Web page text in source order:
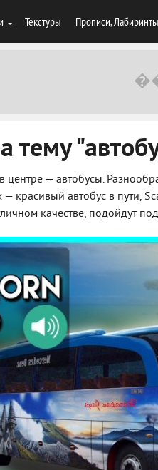
Текстуры Прописи,
тему
центре — автобусы.
красивый автобус в пути,
качестве, подойдут